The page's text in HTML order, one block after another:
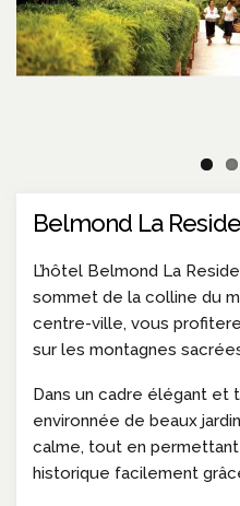
Belmond La
L’hôtel Belmond La
sommet de la colline du
centre-ville, vous
sur les montagnes
Dans un cadre élégant et
environnée de beaux
calme, tout en
historique facilement